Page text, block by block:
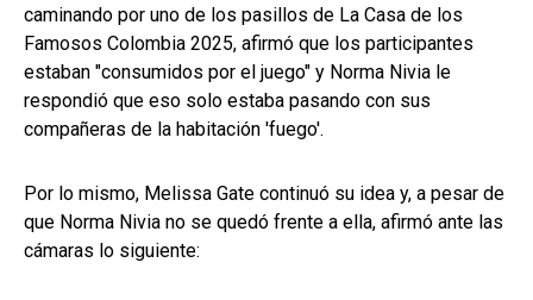
caminando por uno de los pasillos de La Casa de los
Famosos Colombia 2025, afirmó que los participantes
estaban "consumidos por el juego" y Norma Nivia le
respondió que eso solo estaba pasando con sus
compañeras de la habitación 'fuego'.
Por lo mismo, Melissa Gate continuó su idea y, a pesar de
que Norma Nivia no se quedó frente a ella, afirmó ante las
cámaras lo siguiente: